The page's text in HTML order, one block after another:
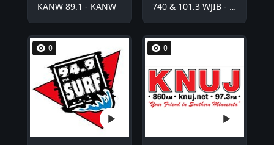
KANW 89.1 - KANW 740 & 101.3 WJIB - WJIB
0 0